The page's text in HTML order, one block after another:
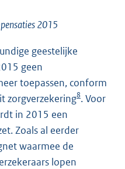
2015
geestelijke
geen
toepassen, conform
zorgverzekering8. Voor
in 2015 een
Zoals al eerder
waarmee de
lopen